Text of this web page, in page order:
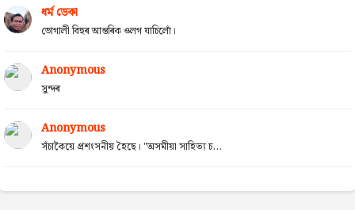
ধৰ্ম ডেকা
ভোগালী বিহুৰ আন্তৰিক ওলগ যাচিলোঁ।
Anonymous
সুন্দৰ
Anonymous
সঁচাকৈয়ে প্ৰশংসনীয় হৈছে। "অসমীয়া সাহিত্য চ...